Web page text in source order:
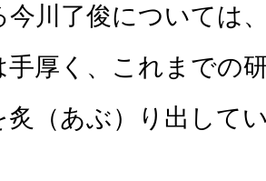
今川了俊については
手厚く、これまでの
炙（あぶ）り出して